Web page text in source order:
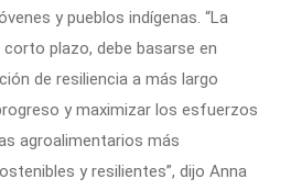
y pueblos indígenas. “La
plazo, debe basarse en
de resiliencia a más largo
y maximizar los esfuerzos
agroalimentarios más
y resilientes”, dijo Anna